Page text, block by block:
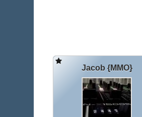
Jacob {MMO}